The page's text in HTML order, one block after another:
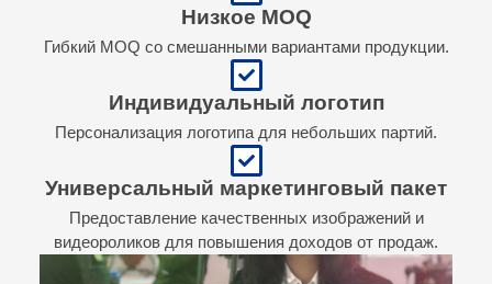
Низкое MOQ
Гибкий MOQ со смешанными вариантами продукции.
Индивидуальный логотип
Персонализация логотипа для небольших партий.
Универсальный маркетинговый пакет
Предоставление качественных изображений и
видеороликов для повышения доходов от продаж.